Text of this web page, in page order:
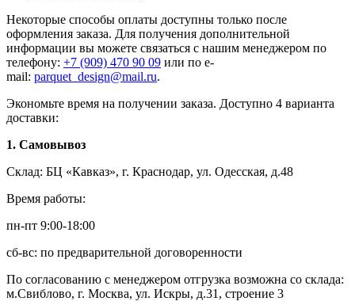
Некоторые способы оплаты доступны только после
оформления заказа. Для получения дополнительной
информации вы можете связаться с нашим менеджером по
телефону: +7 (909) 470 90 09 или по e-
mail: parquet_design@mail.ru.
Экономьте время на получении заказа. Доступно 4 варианта
доставки:
1. Самовывоз
Склад: БЦ «Кавказ», г. Краснодар, ул. Одесская, д.48
Время работы:
пн-пт 9:00-18:00
сб-вс: по предварительной договоренности
По согласованию с менеджером отгрузка возможна со склада:
м.Свиблово, г. Москва, ул. Искры, д.31, строение 3